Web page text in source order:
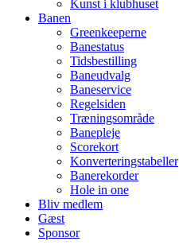
Kunst i klubhuset
Banen
Greenkeeperne
Banestatus
Tidsbestilling
Baneudvalg
Baneservice
Regelsiden
Træningsområde
Banepleje
Scorekort
Konverteringstabeller
Banerekorder
Hole in one
Bliv medlem
Gæst
Sponsor